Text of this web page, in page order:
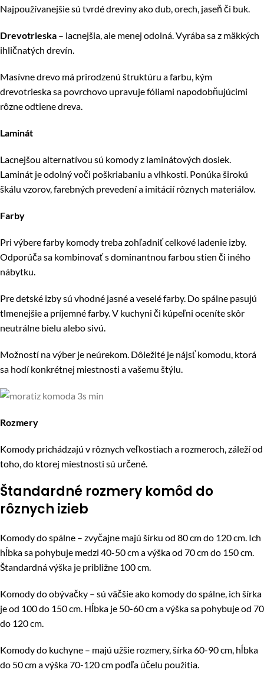
Najpoužívanejšie sú tvrdé dreviny ako dub, orech, jaseň či buk.
Drevotrieska – lacnejšia, ale menej odolná. Vyrába sa z mäkkých
ihličnatých drevín.
Masívne drevo má prirodzenú štruktúru a farbu, kým
drevotrieska sa povrchovo upravuje fóliami napodobňujúcimi
rôzne odtiene dreva.
Laminát
Lacnejšou alternatívou sú komody z laminátových dosiek.
Laminát je odolný voči poškriabaniu a vlhkosti. Ponúka širokú
škálu vzorov, farebných prevedení a imitácií rôznych materiálov.
Farby
Pri výbere farby komody treba zohľadniť celkové ladenie izby.
Odporúča sa kombinovať s dominantnou farbou stien či iného
nábytku.
Pre detské izby sú vhodné jasné a veselé farby. Do spálne pasujú
tlmenejšie a príjemné farby. V kuchyni či kúpeľni oceníte skôr
neutrálne bielu alebo sivú.
Možností na výber je neúrekom. Dôležité je nájsť komodu, ktorá
sa hodí konkrétnej miestnosti a vašemu štýlu.
Rozmery
Komody prichádzajú v rôznych veľkostiach a rozmeroch, záleží od
toho, do ktorej miestnosti sú určené.
Štandardné rozmery komôd do
rôznych izieb
Komody do spálne – zvyčajne majú šírku od 80 cm do 120 cm. Ich
hĺbka sa pohybuje medzi 40-50 cm a výška od 70 cm do 150 cm.
Štandardná výška je približne 100 cm.
Komody do obývačky – sú väčšie ako komody do spálne, ich šírka
je od 100 do 150 cm. Hĺbka je 50-60 cm a výška sa pohybuje od 70
do 120 cm.
Komody do kuchyne – majú užšie rozmery, šírka 60-90 cm, hĺbka
do 50 cm a výška 70-120 cm podľa účelu použitia.